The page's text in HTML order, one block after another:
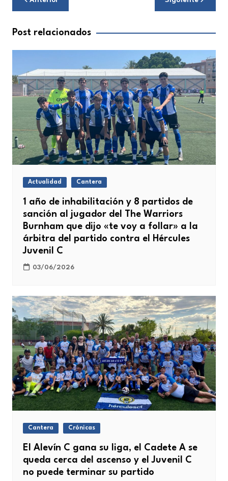
de
entradas
Post relacionados
Actualidad Cantera
1 año de inhabilitación y 8 partidos de
sanción al jugador del The Warriors
Burnham que dijo «te voy a follar» a la
árbitra del partido contra el Hércules
Juvenil C
03/06/2026
Cantera Crónicas
El Alevín C gana su liga, el Cadete A se
queda cerca del ascenso y el Juvenil C
no puede terminar su partido